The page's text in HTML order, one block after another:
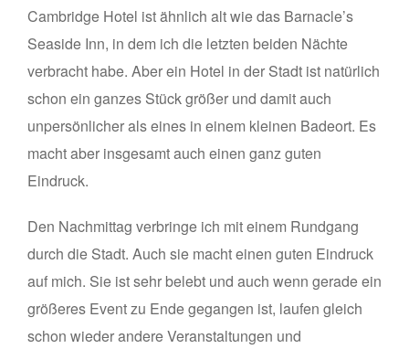
Cambridge Hotel ist ähnlich alt wie das Barnacle’s
Seaside Inn, in dem ich die letzten beiden Nächte
verbracht habe. Aber ein Hotel in der Stadt ist natürlich
schon ein ganzes Stück größer und damit auch
unpersönlicher als eines in einem kleinen Badeort. Es
macht aber insgesamt auch einen ganz guten
Eindruck.
Den Nachmittag verbringe ich mit einem Rundgang
durch die Stadt. Auch sie macht einen guten Eindruck
auf mich. Sie ist sehr belebt und auch wenn gerade ein
größeres Event zu Ende gegangen ist, laufen gleich
schon wieder andere Veranstaltungen und